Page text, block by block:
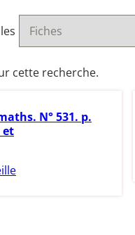
cette recherche.
N° 531. p.
et